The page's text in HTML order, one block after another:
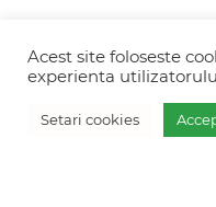
Colonel Corneliu
(vis-a-vis de
+40770 574 088
Acest site foloseste
experienta
Setari cookies